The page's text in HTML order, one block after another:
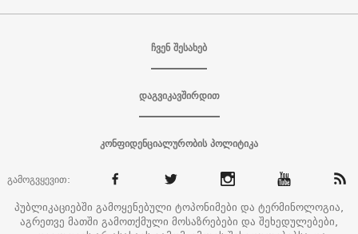
ჩვენ შესახებ
დაგვიკავშირდით
კონფიდენციალურობის პოლიტიკა
გამოგვყევით:
პუბლიკაციებში გამოყენებული ტოპონიმები და ტერმინოლოგია,
აგრეთვე მათში გამოთქმული მოსაზრებები და შეხედულებები,